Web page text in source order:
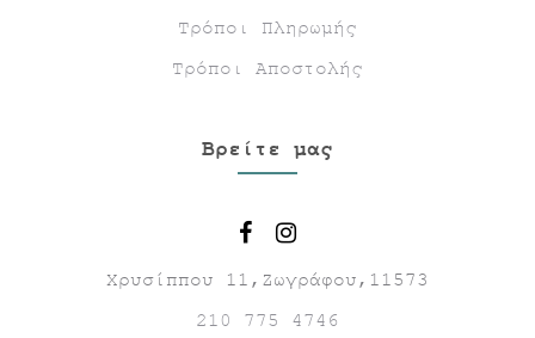
Τρόποι Πληρωμής
Τρόποι Αποστολής
Βρείτε μας
Χρυσίππου 11,Ζωγράφου,11573
210 775 4746